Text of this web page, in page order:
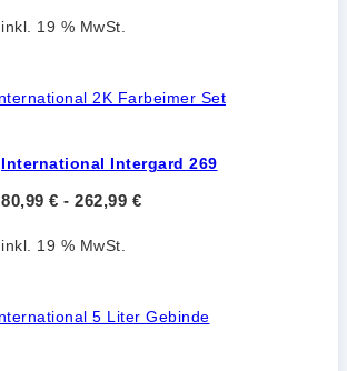
inkl. 19 % MwSt.
International Intergard 269
80,99 € - 262,99 €
inkl. 19 % MwSt.